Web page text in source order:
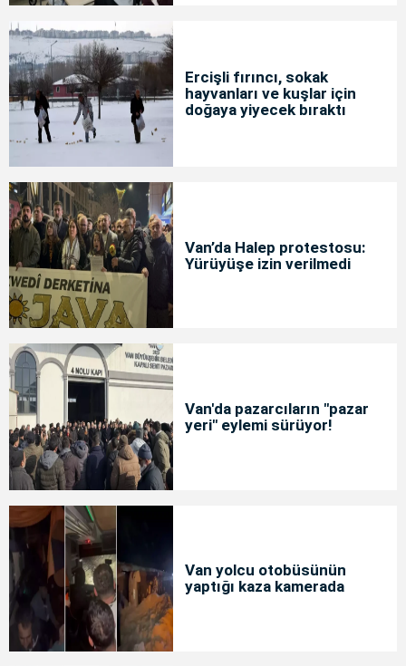
Ercişli fırıncı, sokak
hayvanları ve kuşlar için
doğaya yiyecek bıraktı
Van’da Halep protestosu:
Yürüyüşe izin verilmedi
Van'da pazarcıların "pazar
yeri" eylemi sürüyor!
Van yolcu otobüsünün
yaptığı kaza kamerada